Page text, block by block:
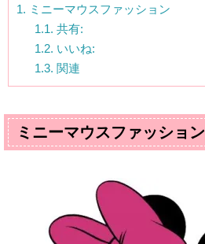
1. ミニーマウスファッション
1.1. 共有:
1.2. いいね:
1.3. 関連
ミニーマウスファッション